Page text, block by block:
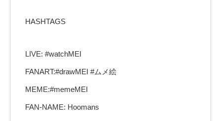
HASHTAGS
LIVE: #watchMEI
FANART:#drawMEI #ムメ絵
MEME:#memeMEI
FAN-NAME: Hoomans